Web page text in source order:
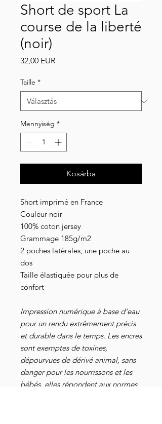
Short de sport La
course de la liberté
(noir)
32,00 EURÁr
Taille *
Mennyiség *
Kosárba
Short imprimé en France
Couleur noir
100% coton jersey
Grammage 185g/m2
2 poches latérales, une poche au
dos
Taille élastiquée pour plus de
confort
Impression numérique à base d'eau
pour un rendu extrêmement précis
et durable dans le temps. Les encres
sont exemptes de toxines,
dépourvues de dérivé animal, sans
danger pour les nourrissons et les
bébés, elles répondent aux normes